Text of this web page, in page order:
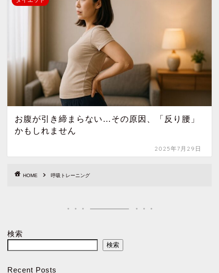
お腹が引き締まらない…その原因、「反り腰」
かもしれません
2025年7月29日
HOME 呼吸トレーニング
検索
検索
Recent Posts